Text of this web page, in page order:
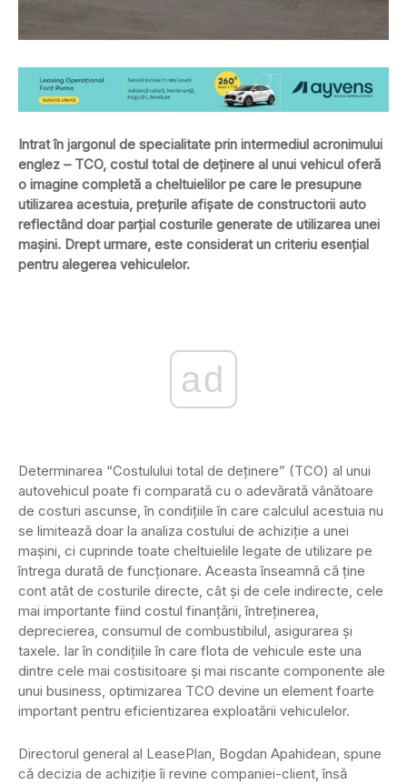
Intrat în jargonul de specialitate prin intermediul acronimului
englez – TCO, costul total de deţinere al unui vehicul oferă
o imagine completă a cheltuielilor pe care le presupune
utilizarea acestuia, preţurile afişate de constructorii auto
reflectând doar parţial costurile generate de utilizarea unei
maşini. Drept urmare, este considerat un criteriu esenţial
pentru alegerea vehiculelor.
ad
Determinarea “Costulului total de deţinere” (TCO) al unui
autovehicul poate fi comparată cu o adevărată vânătoare
de costuri ascunse, în condiţiile în care calculul acestuia nu
se limitează doar la analiza costului de achiziţie a unei
maşini, ci cuprinde toate cheltuielile legate de utilizare pe
întrega durată de funcţionare. Aceasta înseamnă că ţine
cont atât de costurile directe, cât şi de cele indirecte, cele
mai importante fiind costul finanţării, întreţinerea,
deprecierea, consumul de combustibilul, asigurarea şi
taxele. Iar în condiţiile în care flota de vehicule este una
dintre cele mai costisitoare şi mai riscante componente ale
unui business, optimizarea TCO devine un element foarte
important pentru eficientizarea exploatării vehiculelor.
Directorul general al LeasePlan, Bogdan Apahidean, spune
că decizia de achiziție îi revine companiei-client, însă